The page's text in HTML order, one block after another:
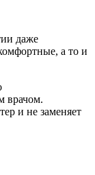
даже
а то и
врачом.
и не заменяет